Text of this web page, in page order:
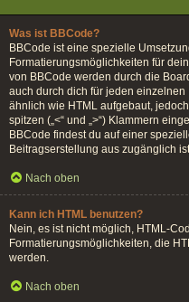
Was ist BBCode?
BBCode ist eine spezielle
Formatierungsmöglichkeiten für
von BBCode werden durch die
auch durch dich für jeden
ähnlich wie HTML aufgebaut, jedoch
spitzen („<“ und „>“) Klammern
BBCode findest du auf einer
Beitragserstellung aus zugänglich
Nach oben
Kann ich HTML benutzen?
Nein, es ist nicht möglich, HTML-
Formatierungsmöglichkeiten, die
werden.
Nach oben